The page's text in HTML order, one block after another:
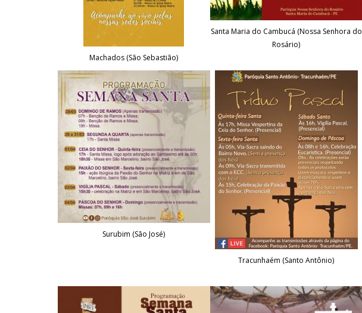
Machados (São Sebastião)
Santa Maria do Cambucá (Nossa Senhora do
Rosário)
Surubim (São José)
Tracunhaém (Santo Antônio)